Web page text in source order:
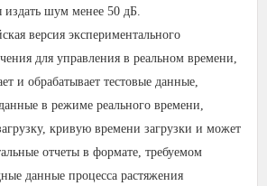
издать шум менее 50 дБ.
версия экспериментального
для управления в реальном времени,
и обрабатывает тестовые данные,
в режиме реального времени,
кривую времени загрузки и может
отчеты в формате, требуемом
данные процесса растяжения